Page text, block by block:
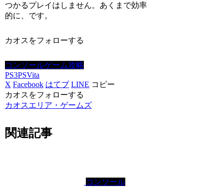
つかるプレイはしません。あくまで効率
的に、です。
カオスをフォローする
コンソールゲーム攻略
PS3PSVita
X Facebook はてブ LINE コピー
カオスをフォローする
カオスエリア・ゲームズ
関連記事
コンソール